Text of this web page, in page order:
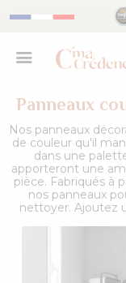
Panneaux
Nos panneaux
de couleur qu'il
dans une
apporteront une
pièce. Fabriqués à
nos panneaux
nettoyer. Ajoutez